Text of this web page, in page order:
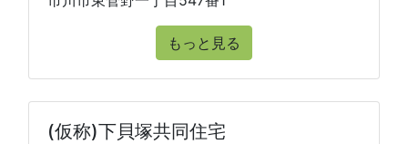
もっと見る
(仮称)下貝塚共同住宅